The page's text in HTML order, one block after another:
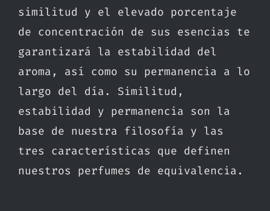
similitud y el elevado porcentaje
de concentración de sus esencias te
garantizará la estabilidad del
aroma, así como su permanencia a lo
largo del día. Similitud,
estabilidad y permanencia son la
base de nuestra filosofía y las
tres características que definen
nuestros perfumes de equivalencia.